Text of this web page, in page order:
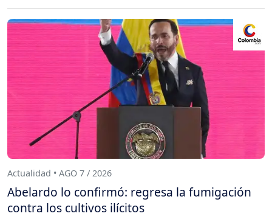
Actualidad • AGO 7 / 2026
Abelardo lo confirmó: regresa la fumigación
contra los cultivos ilícitos